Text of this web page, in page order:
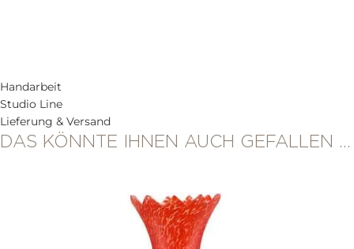
Handarbeit
Studio Line
Lieferung & Versand
DAS KÖNNTE IHNEN AUCH GEFALLEN …